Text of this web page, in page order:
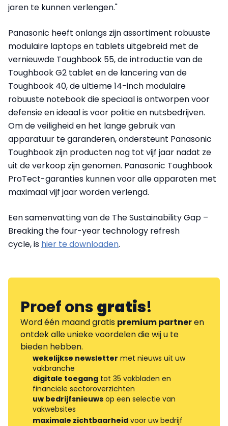
jaren te kunnen verlengen."
Panasonic heeft onlangs zijn assortiment robuuste
modulaire laptops en tablets uitgebreid met de
vernieuwde Toughbook 55, de introductie van de
Toughbook G2 tablet en de lancering van de
Toughbook 40, de ultieme 14-inch modulaire
robuuste notebook die speciaal is ontworpen voor
defensie en ideaal is voor politie en nutsbedrijven.
Om de veiligheid en het lange gebruik van
apparatuur te garanderen, ondersteunt Panasonic
Toughbook zijn producten nog tot vijf jaar nadat ze
uit de verkoop zijn genomen. Panasonic Toughbook
ProTect-garanties kunnen voor alle apparaten met
maximaal vijf jaar worden verlengd.
Een samenvatting van de The Sustainability Gap –
Breaking the four-year technology refresh
cycle, is hier te downloaden.
Proef onsgratis!
Word één maand gratis premium partneren
ontdek alle unieke voordelen die wij u te
bieden hebben.
wekelijkse newsletter met nieuws uit uw
vakbranche
digitale toegang tot 35 vakbladen en
financiële sectoroverzichten
uw bedrijfsnieuws op een selectie van
vakwebsites
maximale zichtbaarheid voor uw bedrijf